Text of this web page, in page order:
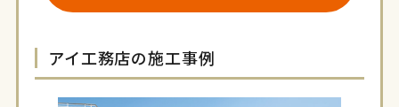
アイ工務店の施工事例